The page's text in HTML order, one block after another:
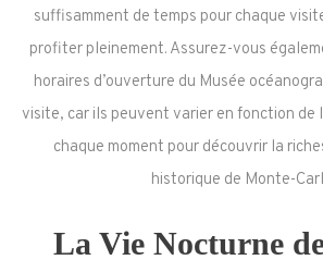
suffisamment de temps pour chaque
profiter pleinement. Assurez-vous
horaires d’ouverture du Musée
visite, car ils peuvent varier en fonction de
chaque moment pour découvrir la
historique de Monte-
La Vie Nocturne